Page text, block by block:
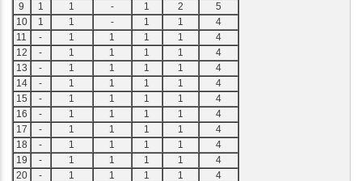
9
1 1 - 1 2
5
10
1 1 - 1 1
4
11
- 1 1 1 1
4
12
- 1 1 1 1
4
13
- 1 1 1 1
4
14
- 1 1 1 1
4
15
- 1 1 1 1
4
16
- 1 1 1 1
4
17
- 1 1 1 1
4
18
- 1 1 1 1
4
19
- 1 1 1 1
4
20
- 1 1 1 1
4